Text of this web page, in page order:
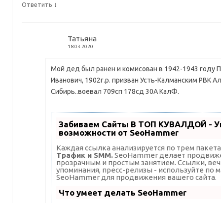
Ответить ↓
Татьяна
18.03.2020
Мой дед был ранен и комисован в 1942-1943 году
Иванович, 1902г.р. призван Усть-Калманским РВК
Сибирь..воевал 709сп 178сд 30А КалФ.
Забиваем Сайты В ТОП КУВАЛДОЙ -
возможности от SeoHammer
Каждая ссылка анализируется по трем
Трафик и SMM.SeoHammer делает
прозрачным и простым занятием. Ссылки,
упоминания, пресс-релизы - используйте по
SeoHammer для продвижения вашего сайта.
Что умеет делать SeoHammer